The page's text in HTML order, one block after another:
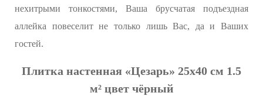
нехитрыми тонкостями, Ваша брусчатая подъездная
аллейка повеселит не только лишь Вас, да и Ваших
гостей.
Плитка настенная «Цезарь» 25х40 см 1.5
м² цвет чёрный